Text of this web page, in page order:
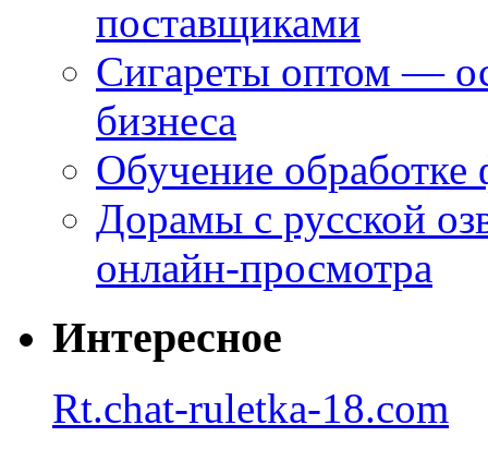
поставщиками
Сигареты оптом —
бизнеса
Обучение
Дорамы с русской
онлайн-просмотра
Интересное
Rt.chat-ruletka-18.com